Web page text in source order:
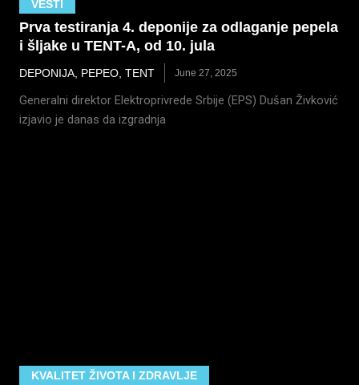
VESTI
Prva testiranja 4. deponije za odlaganje pepela
i šljake u TENT-A, od 10. jula
DEPONIJA PEPEO TENT June 27, 2025
Generalni direktor Elektroprivrede Srbije (EPS) Dušan Živković
izjavio je danas da izgradnja
KVALITET ŽIVOTA I ZDRAVLJE